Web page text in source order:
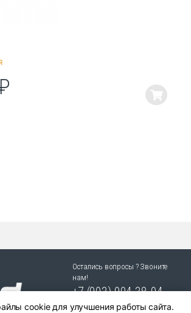
Остались вопросы ? Звоните
нам!
+7 (903) 904 38-94
г. Новосибирск, ул. Степная
cookie для улучшения работы сайта.